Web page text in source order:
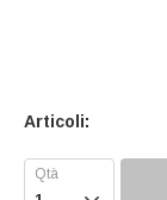
Articoli: